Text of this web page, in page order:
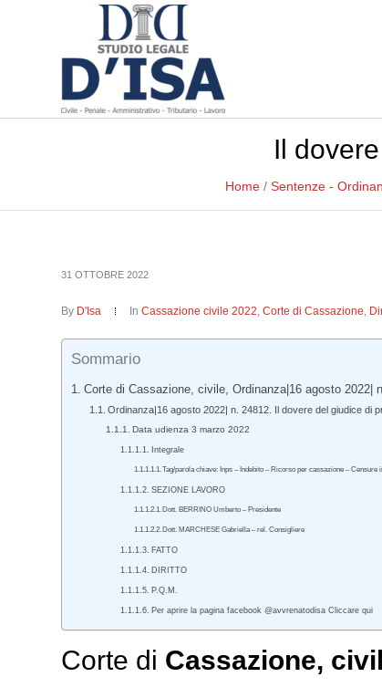
Il
Home / Sentenze -
31 OTTOBRE 2022
By D'Isa InCassazione civile 2022,Corte di Cassazione,
Sommario
Corte di Cassazione, civile, Ordinanza|16 agosto 2022|
Ordinanza|16 agosto 2022| n. 24812. Il dovere del giudice di
Data udienza 3 marzo 2022
Integrale
Tag/parola chiave: Inps – Indebito – Ricorso per cassazione – Censure
SEZIONE LAVORO
Dott. BERRINO Umberto – Presidente
Dott. MARCHESE Gabriella – rel. Consigliere
FATTO
DIRITTO
P.Q.M.
Per aprire la pagina facebook @avvrenatodisa Cliccare qui
Corte di Cassazione,